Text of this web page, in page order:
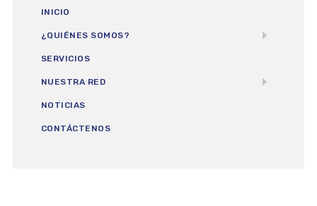
INICIO
¿QUIÉNES SOMOS?
SERVICIOS
NUESTRA RED
NOTICIAS
CONTÁCTENOS